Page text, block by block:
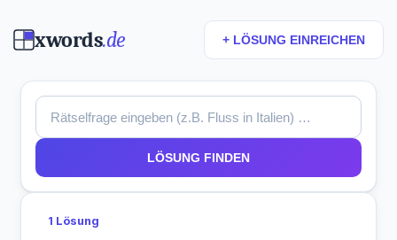
xwords.de + LÖSUNG EINREICHEN
LÖSUNG FINDEN
1 Lösung